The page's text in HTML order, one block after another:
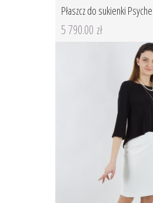
Płaszcz do sukienki Psyche
5 790.00 zł